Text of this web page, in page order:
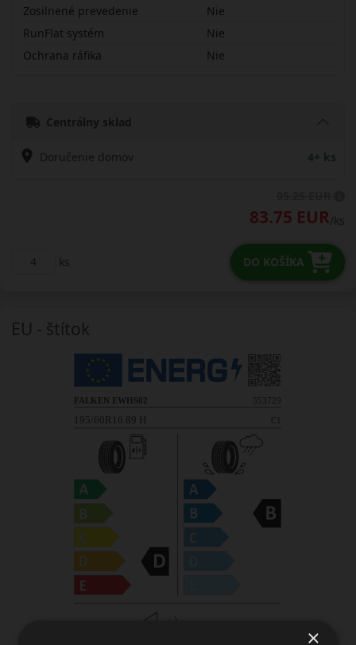
Zosilnené prevedenie
Nie
RunFlat systém
Nie
Ochrana ráfika
Nie
Centrálny sklad
Doručenie domov 4+ ks
83.75 EUR/ks
ks DO KOŠÍKA
EU - štítok
×